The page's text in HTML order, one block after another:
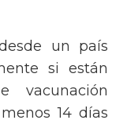
un país
si están
vacunación
14 días